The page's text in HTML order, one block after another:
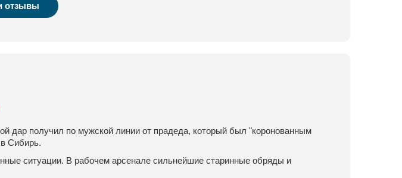
отзывы
дар получил по мужской линии от прадеда, который был "коронованным
Сибирь.
ситуации. В рабочем арсенале сильнейшие старинные обряды и